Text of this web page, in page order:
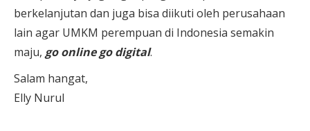
berkelanjutan dan juga bisa diikuti oleh perusahaan
lain agar UMKM perempuan di Indonesia semakin
maju, go online go digital.
Salam hangat,
Elly Nurul